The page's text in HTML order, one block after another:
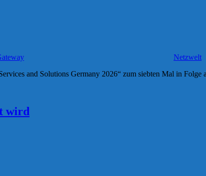
Netzwelt
and Solutions Germany 2026“ zum siebten Mal in Folge
wird